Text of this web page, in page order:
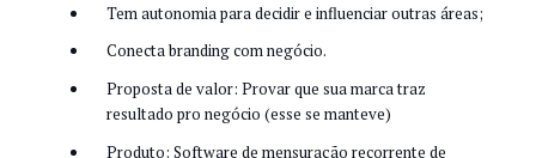
Tem autonomia para decidir e influenciar outras áreas;
Conecta branding com negócio.
Proposta de valor: Provar que sua marca traz
resultado pro negócio (esse se manteve)
Produto: Software de mensuração recorrente de